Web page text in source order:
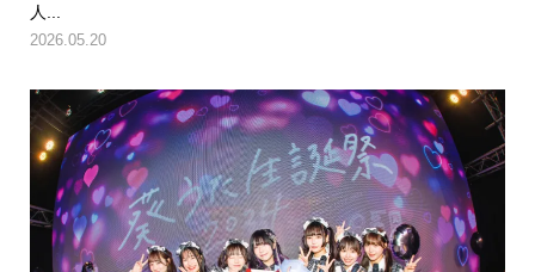
人...
2026.05.20